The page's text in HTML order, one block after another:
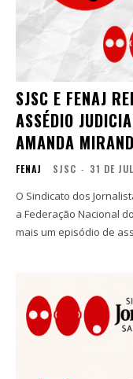
SJSC E FENAJ
ASSÉDIO
AMANDA
FENAJ SJSC - 31 DE
O Sindicato dos
a Federação Nacional
mais um episódio de